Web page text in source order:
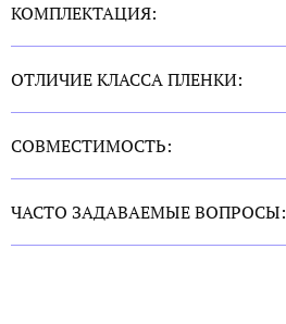
КОМПЛЕКТАЦИЯ:
ОТЛИЧИЕ КЛАССА ПЛЕНКИ:
СОВМЕСТИМОСТЬ:
ЧАСТО ЗАДАВАЕМЫЕ ВОПРОСЫ: